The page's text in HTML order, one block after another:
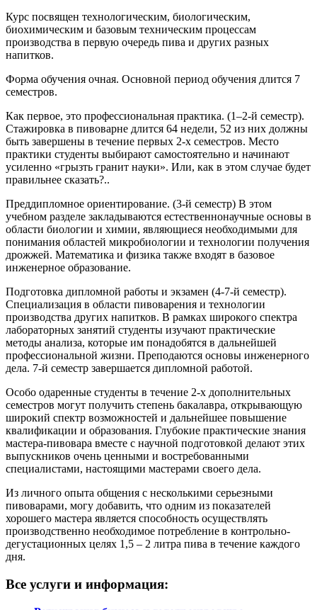
Курс посвящен технологическим, биологическим,
биохимическим и базовым техническим процессам
производства в первую очередь пива и других разных
напитков.
Форма обучения очная. Основной период обучения длится 7
семестров.
Как первое, это профессиональная практика. (1–2-й семестр).
Стажировка в пивоварне длится 64 недели, 52 из них должны
быть завершены в течение первых 2-х семестров. Место
практики студенты выбирают самостоятельно и начинают
усиленно «грызть гранит науки». Или, как в этом случае будет
правильнее сказать?..
Преддипломное ориентирование. (3-й семестр) В этом
учебном разделе закладываются естественнонаучные основы в
области биологии и химии, являющиеся необходимыми для
понимания областей микробиологии и технологии получения
дрожжей. Математика и физика также входят в базовое
инженерное образование.
Подготовка дипломной работы и экзамен (4-7-й семестр).
Специализация в области пивоварения и технологии
производства других напитков. В рамках широкого спектра
лабораторных занятий студенты изучают практические
методы анализа, которые им понадобятся в дальнейшей
профессиональной жизни. Преподаются основы инженерного
дела. 7-й семестр завершается дипломной работой.
Особо одаренные студенты в течение 2-х дополнительных
семестров могут получить степень бакалавра, открывающую
широкий спектр возможностей и дальнейшее повышение
квалификации и образования. Глубокие практические знания
мастера-пивовара вместе с научной подготовкой делают этих
выпускников очень ценными и востребованными
специалистами, настоящими мастерами своего дела.
Из личного опыта общения с несколькими серьезными
пивоварами, могу добавить, что одним из показателей
хорошего мастера является способность осуществлять
производственно необходимое потребление в контрольно-
дегустационных целях 1,5 – 2 литра пива в течение каждого
дня.
Все услуги и информация: